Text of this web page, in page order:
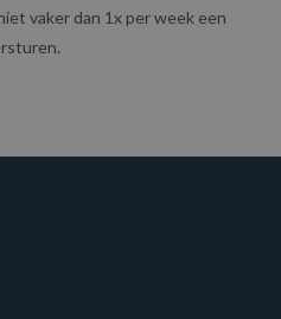
vaker dan 1x per week een